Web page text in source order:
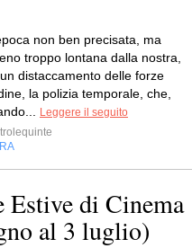
non ben precisata, ma
troppo lontana dalla nostra,
distaccamento delle forze
la polizia temporale, che,
Leggere il seguito
Estive di Cinema
al 3 luglio)